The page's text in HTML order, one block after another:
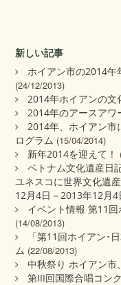
新しい記事
ホイアン市の2014午
(24/12/2013)
2014年ホイアンの文
2014年のアースアワ
2014年、ホイアン市
ログラム (15/04/2014)
新年2014を迎えて！
ベトナム文化遺産日
ユネスコに世界文化遺
12月4日－2013年12月
イベント情報 第11
(14/08/2013)
「第11回ホイアン･
ム (22/08/2013)
中秋祭り ホイアン市
第III回国際合唱コン